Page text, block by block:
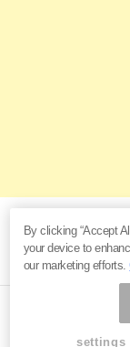
By clicking “Accept
your device to
our marketing efforts.
settings